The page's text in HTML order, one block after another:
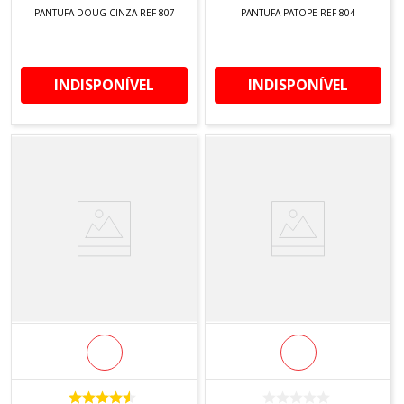
Como escolher a pantufa ideal:
Clima e uso:nos dias mais frios, prefira pantufas
fechadas com forro macio. Em períodos mais
quentes, modelos abertos e leves garantem
ventilação.
considere um ajuste confortável conforme o
formato do modelo.
Tipo de piso:
para pisos polidos e lisos, priorize
Estilo e praticidade:cores neutras combinam
facilmente com o enxoval; estampas trazem
personalidade. Modelos laváveis e de secagem
rápida facilitam a rotina.
PANTUFA DOUG CINZA REF 807
INDISPONÍVEL
PANTUFA PATOPE REF 804
INDISPONÍVEL